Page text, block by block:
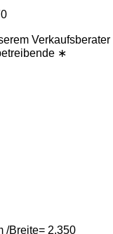
Verkaufsberater
∗
/Breite= 2.350